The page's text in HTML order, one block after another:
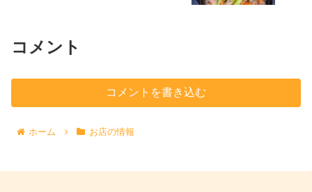
コメント
コメントを書き込む
ホーム お店の情報